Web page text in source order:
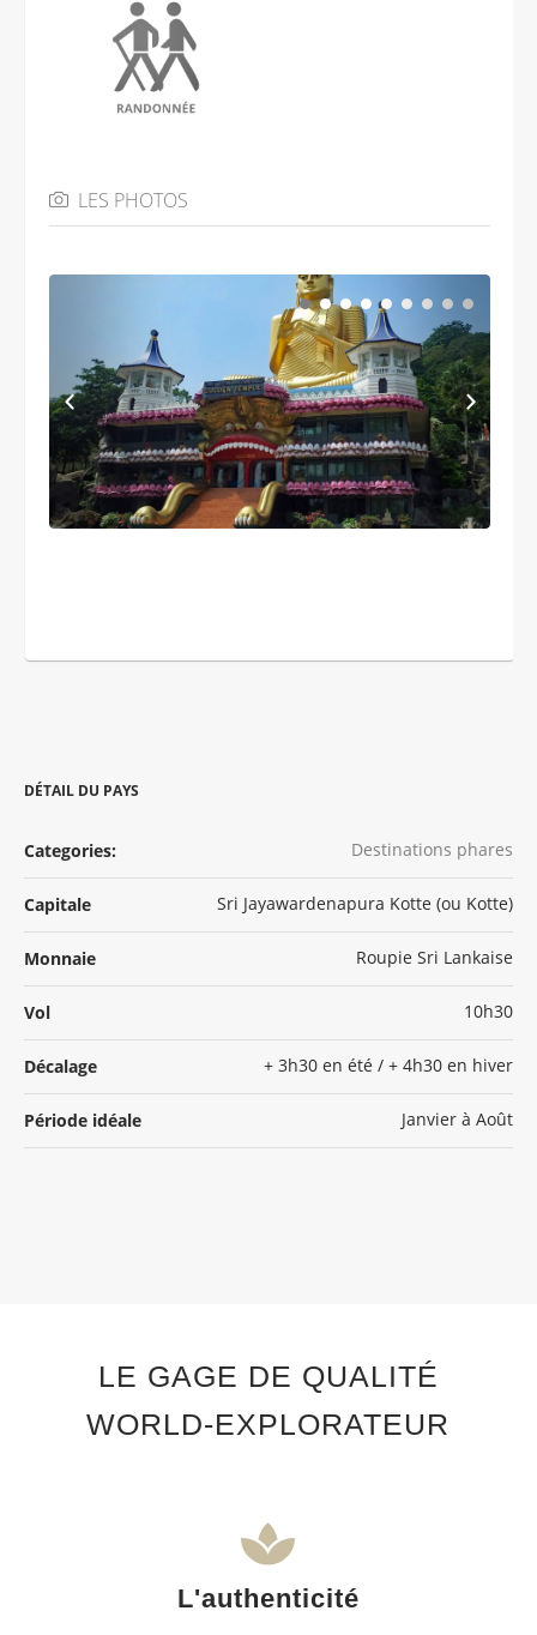
LES PHOTOS
DÉTAIL DU PAYS
Categories: Destinations phares
Capitale Sri Jayawardenapura Kotte (ou Kotte)
Monnaie Roupie Sri Lankaise
Vol 10h30
Décalage + 3h30 en été / + 4h30 en hiver
Période idéale Janvier à Août
LE GAGE DE QUALITÉ
WORLD-EXPLORATEUR
L'authenticité